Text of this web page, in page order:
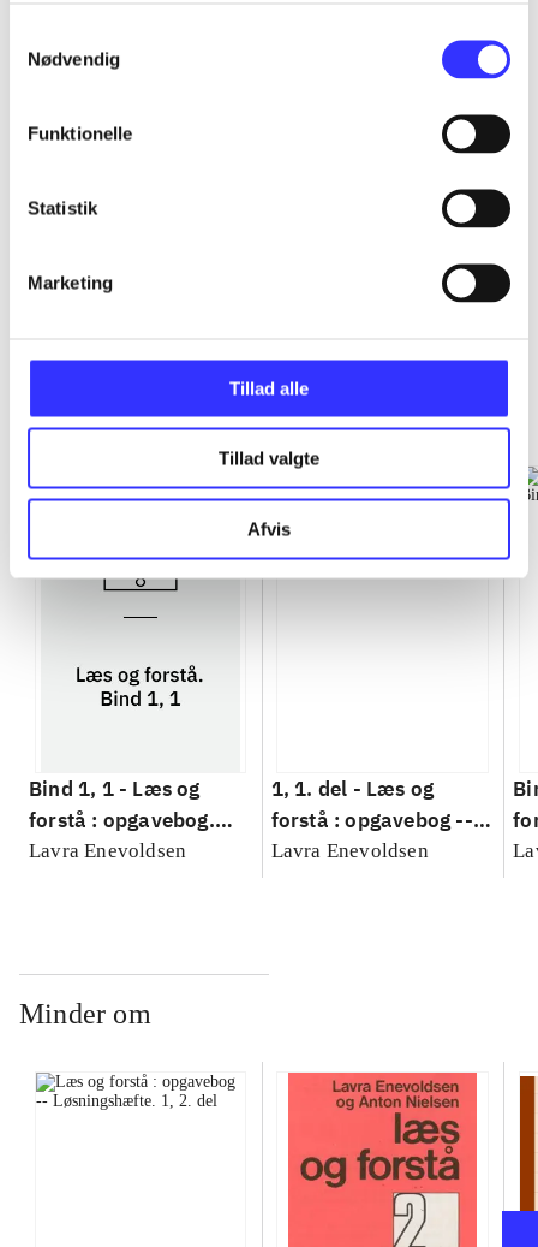
Nødvendig
Funktionelle
Statistik
Marketing
Tillad alle
Tillad valgte
Afvis
Læs og forstå
Gå til serien
Bind 1, 1 - Læs og
forstå : opgavebog.
Bind 1, 1
Lavra Enevoldsen
1, 1. del - Læs og
forstå : opgavebog --
Løsningshæfte. 1, 1.
Lavra Enevoldsen
Minder om